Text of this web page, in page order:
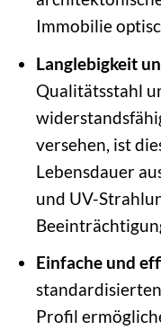
Immobilie
Langlebigkeit
Qualitätsstahl
versehen, ist
Lebensdauer
und UV-
Einfache und
Profil